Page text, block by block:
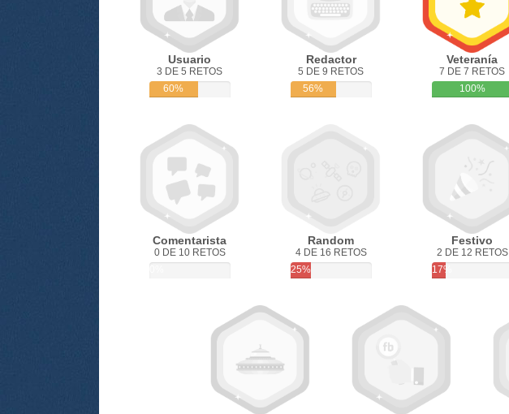
Usuario
3 DE 5 RETOS
60%
Redactor
5 DE 9 RETOS
56%
Veteranía
7 DE 7 RETOS
100%
Comentarista
0 DE 10 RETOS
Random
4 DE 16 RETOS
25%
Festivo
2 DE 12 RETOS
17%